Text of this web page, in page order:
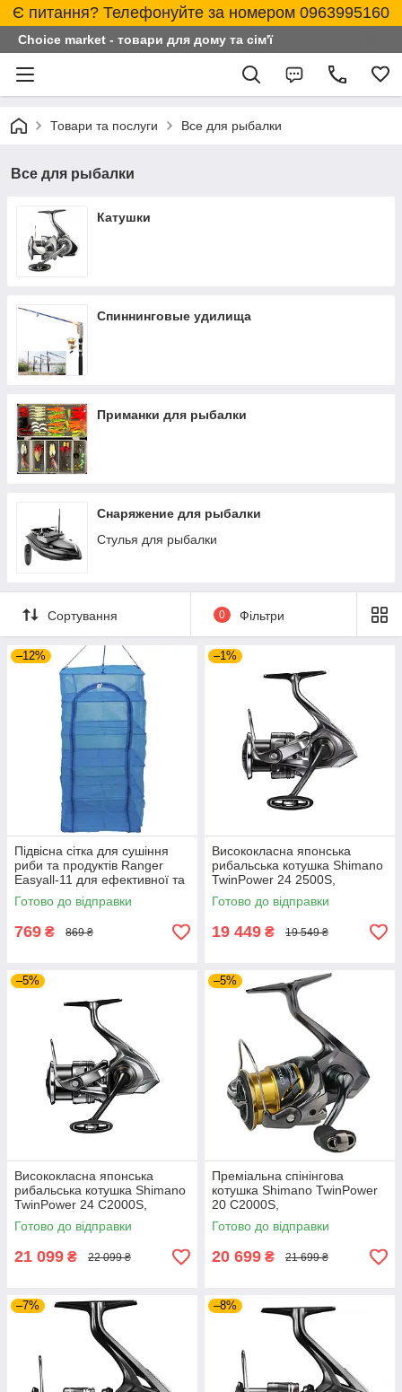
Є питання? Телефонуйте за номером 0963995160
Choice market - товари для дому та сім'ї
Товари та послуги Все для рыбалки
Все для рыбалки
Катушки
Спиннинговые удилища
Приманки для рыбалки
Снаряжение для рыбалки
Стулья для рыбалки
Сортування 0 Фільтри
–12%
Підвісна сітка для сушіння
риби та продуктів Ranger
Easyall-11 для ефективної та
швидкої сушки їжі у походах
вдень
Готово до відправки
769 ₴ 869 ₴
–1%
Висококласна японська
рибальська котушка Shimano
TwinPower 24 2500S,
преміальна безінерційна
котушка для спінінга
Готово до відправки
19 449 ₴ 19 549 ₴
–5%
Висококласна японська
рибальська котушка Shimano
TwinPower 24 C2000S,
преміальна безінерційна
котушка для спінінга
Готово до відправки
21 099 ₴ 22 099 ₴
–5%
Преміальна спінінгова
котушка Shimano TwinPower
20 C2000S,
високотехнологічна японська
безінерційна котушка
Готово до відправки
20 699 ₴ 21 699 ₴
–7% –8%